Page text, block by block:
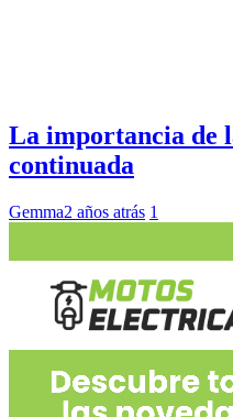
La importancia de
continuada
Gemma2 años atrás 1